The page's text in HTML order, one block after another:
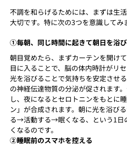
不調を和らげるためには、まずは生
大切です。特に次の3つを意識してみ
①毎朝、同じ時間に起きて朝日を浴
朝目覚めたら、まずカーテンを開け
目に入ることで、脳の体内時計がリセ
光を浴びることで気持ちを安定させ
の神経伝達物質の分泌が促されます
し、夜になるとセロトニンをもとに
ン」が合成されます。朝に光を浴び
る→活動する→眠くなる、という1日
くなるのです。
②睡眠前のスマホを控える